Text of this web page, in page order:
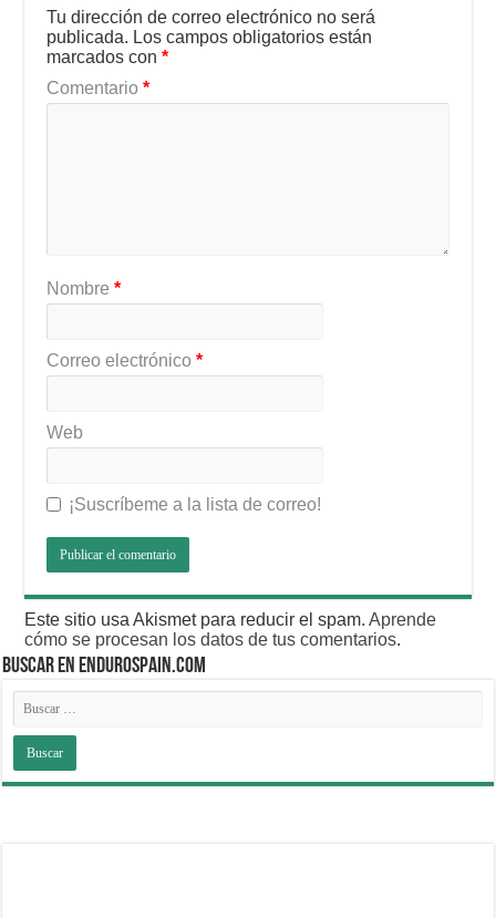
Tu dirección de correo electrónico no será
publicada. Los campos obligatorios están
marcados con*
Comentario*
Nombre*
Correo electrónico*
Web
¡Suscríbeme a la lista de correo!
Este sitio usa Akismet para reducir el spam.Aprende
cómo se procesan los datos de tus comentarios.
BUSCAR EN ENDUROSPAIN.COM